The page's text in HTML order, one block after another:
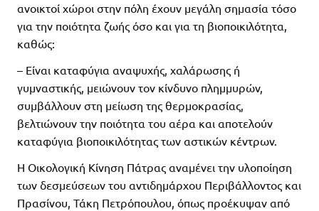
ανοικτοί χώροι στην πόλη έχουν μεγάλη σημασία τόσο
για την ποιότητα ζωής όσο και για τη βιοποικιλότητα,
καθώς:
– Είναι καταφύγια αναψυχής, χαλάρωσης ή
γυμναστικής, μειώνουν τον κίνδυνο πλημμυρών,
συμβάλλουν στη μείωση της θερμοκρασίας,
βελτιώνουν την ποιότητα του αέρα και αποτελούν
καταφύγια βιοποικιλότητας των αστικών κέντρων.
Η Οικολογική Κίνηση Πάτρας αναμένει την υλοποίηση
των δεσμεύσεων του αντιδημάρχου Περιβάλλοντος και
Πρασίνου, Τάκη Πετρόπουλου, όπως προέκυψαν από